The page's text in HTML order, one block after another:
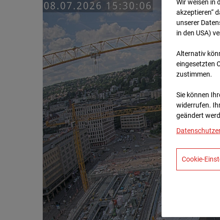
Wir weisen in
akzeptieren“
unserer
in den USA)
Alternativ
eingesetzten
zustimmen.
Sie können
widerrufen.
geändert
Cookie-